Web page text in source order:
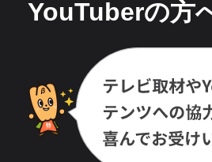
YouTuberの方